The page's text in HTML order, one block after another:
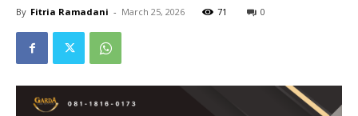
By Fitria Ramadani - March 25, 2026 71 0